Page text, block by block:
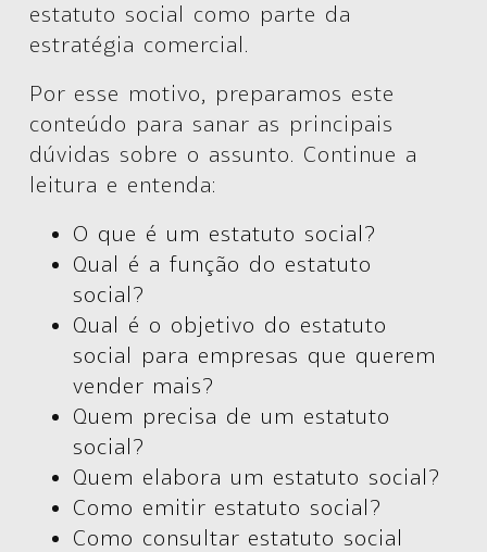
estatuto social como parte da
estratégia comercial.
Por esse motivo, preparamos este
conteúdo para sanar as principais
dúvidas sobre o assunto. Continue a
leitura e entenda:
O que é um estatuto social?
Qual é a função do estatuto
social?
Qual é o objetivo do estatuto
social para empresas que querem
vender mais?
Quem precisa de um estatuto
social?
Quem elabora um estatuto social?
Como emitir estatuto social?
Como consultar estatuto social